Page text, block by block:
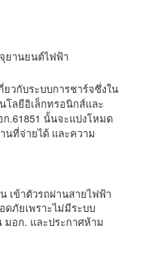
วกับระบบการชาร์จซึ่งใน
โลยีอิเล็กทรอนิกส์และ
.61851 นั้นจะแบ่งโหมด
นที่จ่ายได้ และความ
เข้าตัวรถผ่านสายไฟฟ้า
ดภัยเพราะไม่มีระบบ
มอก. และประกาศห้าม